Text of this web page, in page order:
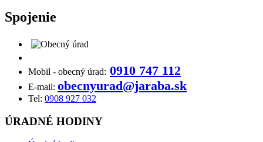
Spojenie
Mobil - obecný úrad: 0910 747 112
E-mail: obecnyurad@jaraba.sk
Tel: 0908 927 032
ÚRADNÉ HODINY